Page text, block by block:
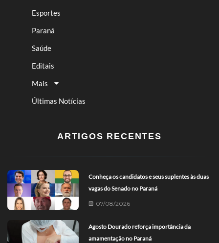
Esportes
Paraná
Saúde
Editais
Mais
Últimas Notícias
ARTIGOS RECENTES
Conheça os candidatos e seus suplentes às duas
vagas do Senado no Paraná
07/08/2026
Agosto Dourado reforça importância da
amamentação no Paraná